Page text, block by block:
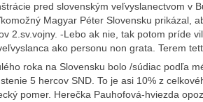
pred slovenským veľvyslanectvom v
Magyar Péter Slovensku prikázal,
2.sv.vojny. -Lebo ak nie, tak potom príde
ako personu non grata. Terem
roka na Slovensku bolo /súdiac podľa
5 hercov SND. To je asi 10% z
pomer. Herečka Pauhofová-hviezda